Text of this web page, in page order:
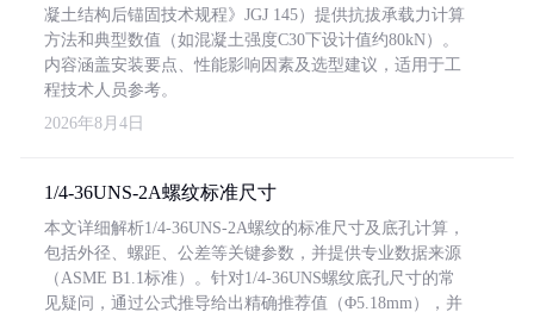
凝土结构后锚固技术规程》JGJ 145）提供抗拔承载力计算
方法和典型数值（如混凝土强度C30下设计值约80kN）。
内容涵盖安装要点、性能影响因素及选型建议，适用于工
程技术人员参考。
2026年8月4日
1/4-36UNS-2A螺纹标准尺寸
本文详细解析1/4-36UNS-2A螺纹的标准尺寸及底孔计算，
包括外径、螺距、公差等关键参数，并提供专业数据来源
（ASME B1.1标准）。针对1/4-36UNS螺纹底孔尺寸的常
见疑问，通过公式推导给出精确推荐值（Φ5.18mm），并